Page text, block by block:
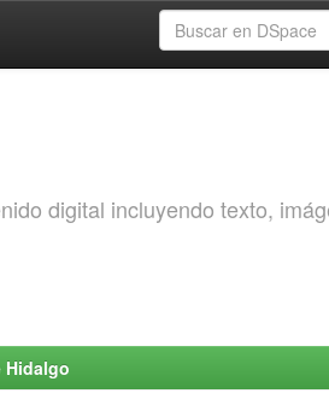
digital incluyendo texto,
Hidalgo